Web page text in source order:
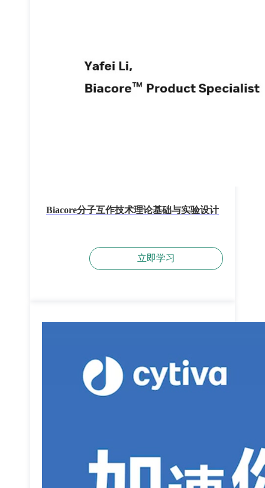
Biacore分子互作技术理论基础与实验设计
立即学习